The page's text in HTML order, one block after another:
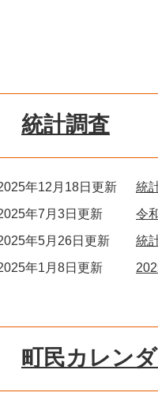
統計調査
年12月18日更新
統
年7月3日更新
令
年5月26日更新
統
年1月8日更新
町民カレン